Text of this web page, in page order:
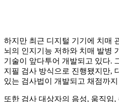
하지만 최근 디지털 기기에 치매
뇌의 인지기능 저하와 치매 발병
기술이 앞다투어 개발되고 있다.
지필 검사 방식으로 진행됐지만,
있는 검사법이 개발되고 채점까
또한 검사 대상자의 음성, 움직임,